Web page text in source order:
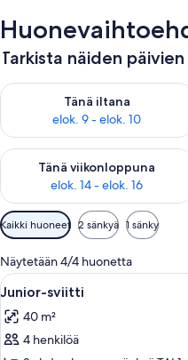
Tarkista näiden
Tänä iltana
elok. 9 - elok. 10
Tarkista tämän illan saatavuus
Tänä viikonloppuna
elok. 14 - elok. 16
Tarkista tämän viikonlopun
Huoneille
saatavilla
olevia
suodattimia
Kaikki huoneet 2 sänkyä 1 sänky
Näytetään 4/4 huonetta
Avaa
kaikki
huonetyypin
Junior-
8
Junior-sviitti
40 m²
4 henkilöä